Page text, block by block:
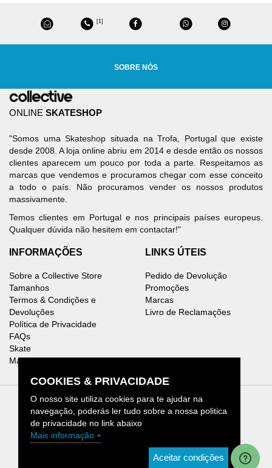
[1]
SOBRE NÓS
ONLINE SKATESHOP
"Somos uma Skateshop situada na Trofa, Portugal que existe
desde 2008. A loja online abriu em 2014 e desde então os nossos
clientes aparecem um pouco por toda a parte. Respeitamos as
marcas que vendemos e procuramos chegar com esse conceito
a todo o país. Não procuramos vender os nossos produtos
massivamente.
Temos clientes em Portugal e nos principais países europeus.
Qualquer dúvida não hesitem em contactar!"
INFORMAÇÕES
Sobre a Collective Store
Tamanhos
Termos & Condições e
Devoluções
Política de Privacidade
FAQs
Skate
Mapa do Site
LINKS ÚTEIS
Pedido de Devolução
Promoções
Marcas
Livro de Reclamações
Collective Store © 2026.
CHAMADA PARA REDE MÓVEL NACIONAL
COOKIES & PRIVACIDADE
O nosso site utiliza cookies para te ajudar na
navegação, poderás ler tudo sobre a nossa politica
de privacidade no link abaixo
Mais informação +
Aceitar condições